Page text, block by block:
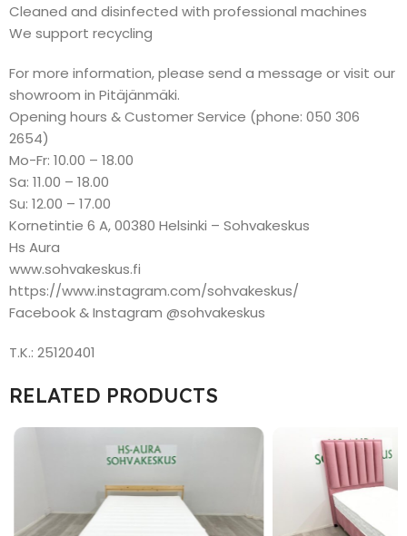
Cleaned and disinfected with professional machines
We support recycling
For more information, please send a message or visit our
showroom in Pitäjänmäki.
Opening hours & Customer Service (phone: 050 306
2654)
Mo-Fr: 10.00 – 18.00
Sa: 11.00 – 18.00
Su: 12.00 – 17.00
Kornetintie 6 A, 00380 Helsinki – Sohvakeskus
Hs Aura
www.sohvakeskus.fi
https://www.instagram.com/sohvakeskus/
Facebook & Instagram @sohvakeskus
T.K.: 25120401
RELATED PRODUCTS